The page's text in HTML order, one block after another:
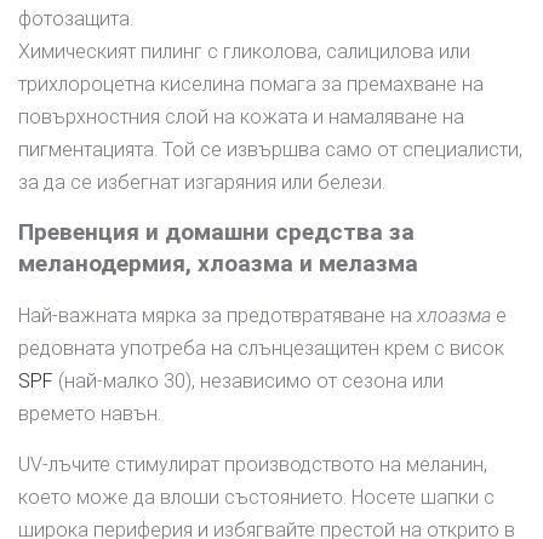
фотозащита.
Химическият пилинг с гликолова, салицилова или
трихлороцетна киселина помага за премахване на
повърхностния слой на кожата и намаляване на
пигментацията. Той се извършва само от специалисти,
за да се избегнат изгаряния или белези.
Превенция и домашни средства за
меланодермия, хлоазма и мелазма
Най-важната мярка за предотвратяване на хлоазма е
редовната употреба на слънцезащитен крем с висок
SPF (най-малко 30), независимо от сезона или
времето навън.
UV-лъчите стимулират производството на меланин,
което може да влоши състоянието. Носете шапки с
широка периферия и избягвайте престой на открито в